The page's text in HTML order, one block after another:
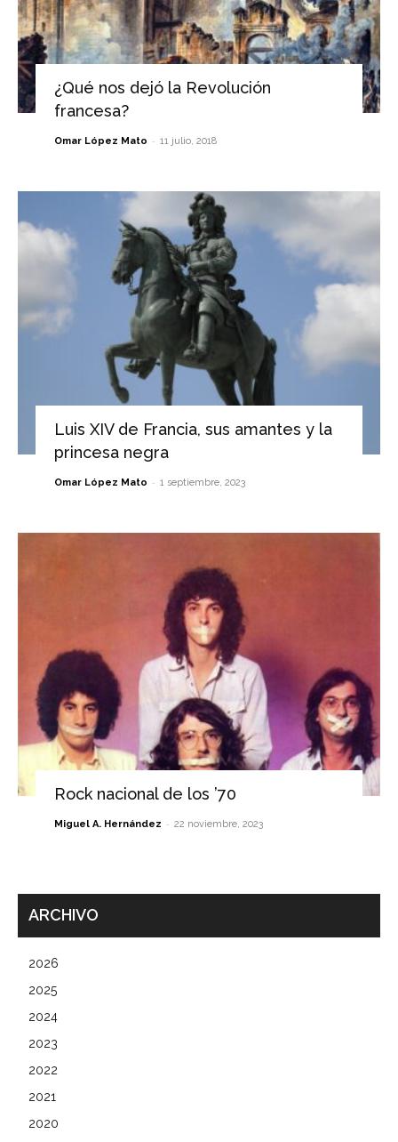
¿Qué nos dejó la Revolución
francesa?
Omar López Mato - 11 julio, 2018
Luis XIV de Francia, sus amantes y la
princesa negra
Omar López Mato - 1 septiembre, 2023
Rock nacional de los ’70
Miguel A. Hernández - 22 noviembre, 2023
ARCHIVO
2026
2025
2024
2023
2022
2021
2020